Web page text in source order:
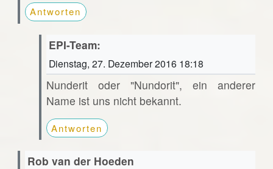
Antworten
EPI-Team:
Dienstag, 27. Dezember 2016 18:18
Nunderit oder "Nundorit", ein anderer
Name ist uns nicht bekannt.
Antworten
Rob van der Hoeden